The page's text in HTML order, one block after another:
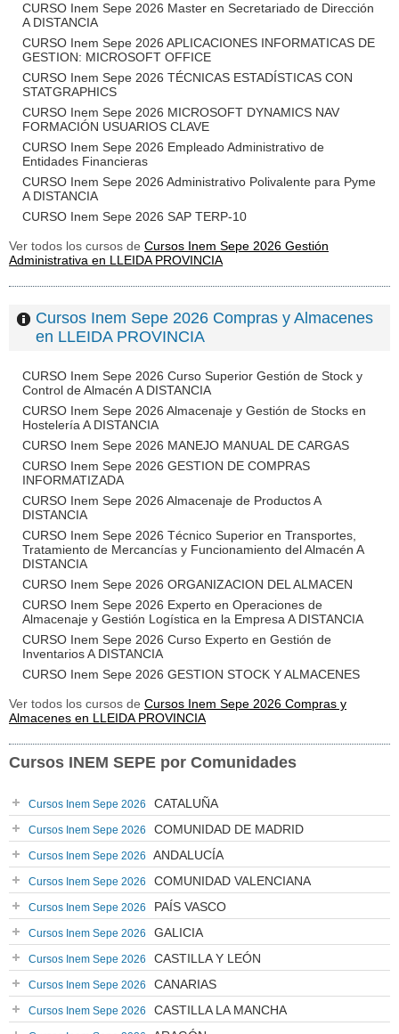
CURSO Inem Sepe 2026 Master en Secretariado de Dirección
A DISTANCIA
CURSO Inem Sepe 2026 APLICACIONES INFORMATICAS DE
GESTION: MICROSOFT OFFICE
CURSO Inem Sepe 2026 TÉCNICAS ESTADÍSTICAS CON
STATGRAPHICS
CURSO Inem Sepe 2026 MICROSOFT DYNAMICS NAV
FORMACIÓN USUARIOS CLAVE
CURSO Inem Sepe 2026 Empleado Administrativo de
Entidades Financieras
CURSO Inem Sepe 2026 Administrativo Polivalente para Pyme
A DISTANCIA
CURSO Inem Sepe 2026 SAP TERP-10
Ver todos los cursos de Cursos Inem Sepe 2026 Gestión
Administrativa en LLEIDA PROVINCIA
Cursos Inem Sepe 2026 Compras y Almacenes
en LLEIDA PROVINCIA
CURSO Inem Sepe 2026 Curso Superior Gestión de Stock y
Control de Almacén A DISTANCIA
CURSO Inem Sepe 2026 Almacenaje y Gestión de Stocks en
Hostelería A DISTANCIA
CURSO Inem Sepe 2026 MANEJO MANUAL DE CARGAS
CURSO Inem Sepe 2026 GESTION DE COMPRAS
INFORMATIZADA
CURSO Inem Sepe 2026 Almacenaje de Productos A
DISTANCIA
CURSO Inem Sepe 2026 Técnico Superior en Transportes,
Tratamiento de Mercancías y Funcionamiento del Almacén A
DISTANCIA
CURSO Inem Sepe 2026 ORGANIZACION DEL ALMACEN
CURSO Inem Sepe 2026 Experto en Operaciones de
Almacenaje y Gestión Logística en la Empresa A DISTANCIA
CURSO Inem Sepe 2026 Curso Experto en Gestión de
Inventarios A DISTANCIA
CURSO Inem Sepe 2026 GESTION STOCK Y ALMACENES
Ver todos los cursos de Cursos Inem Sepe 2026 Compras y
Almacenes en LLEIDA PROVINCIA
Cursos INEM SEPE por Comunidades
Cursos Inem Sepe 2026 CATALUÑA
Cursos Inem Sepe 2026 COMUNIDAD DE MADRID
Cursos Inem Sepe 2026 ANDALUCÍA
Cursos Inem Sepe 2026 COMUNIDAD VALENCIANA
Cursos Inem Sepe 2026 PAÍS VASCO
Cursos Inem Sepe 2026 GALICIA
Cursos Inem Sepe 2026 CASTILLA Y LEÓN
Cursos Inem Sepe 2026 CANARIAS
Cursos Inem Sepe 2026 CASTILLA LA MANCHA